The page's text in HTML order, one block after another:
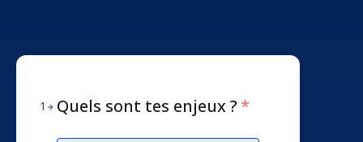
1 Quels sont tes enjeux ? *